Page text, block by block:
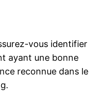
vous identifier
ayant une bonne
reconnue dans le